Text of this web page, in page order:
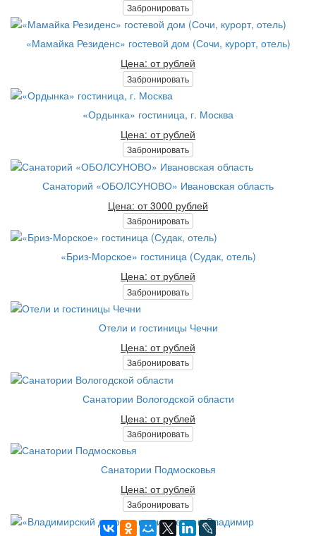
Забронировать
«Мамайка Резиденс» гостевой дом (Сочи, курорт, отель)
Цена: от рублей
Забронировать
«Ордынка» гостиница, г. Москва
Цена: от рублей
Забронировать
Санаторий «ОБОЛСУНОВО» Ивановская область
Цена: от 3000 рублей
Забронировать
«Бриз-Морское» гостиница (Судак, отель)
Цена: от рублей
Забронировать
Отели и гостиницы Чечни
Цена: от рублей
Забронировать
Санатории Вологодской области
Цена: от рублей
Забронировать
Санатории Подмосковья
Цена: от рублей
Забронировать